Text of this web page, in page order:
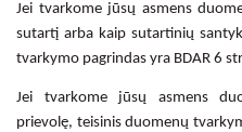
Jei tvarkome jūsų asmens
sutartį arba kaip sutartinių
tvarkymo pagrindas yra BDAR 6
Jei tvarkome jūsų asmens
prievolę, teisinis duomenų